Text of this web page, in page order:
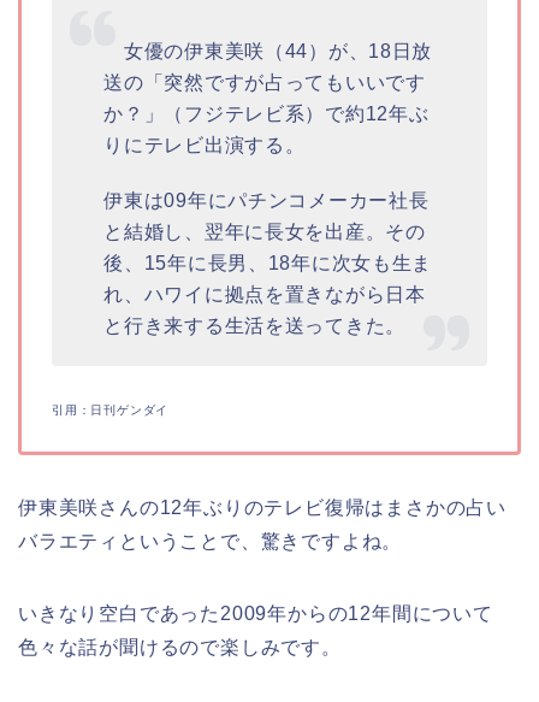
女優の伊東美咲（44）が、18日放
送の「突然ですが占ってもいいです
か？」（フジテレビ系）で約12年ぶ
りにテレビ出演する。
伊東は09年にパチンコメーカー社長
と結婚し、翌年に長女を出産。その
後、15年に長男、18年に次女も生ま
れ、ハワイに拠点を置きながら日本
と行き来する生活を送ってきた。
引用：日刊ゲンダイ
伊東美咲さんの12年ぶりのテレビ復帰はまさかの占い
バラエティということで、驚きですよね。
いきなり空白であった2009年からの12年間について
色々な話が聞けるので楽しみです。